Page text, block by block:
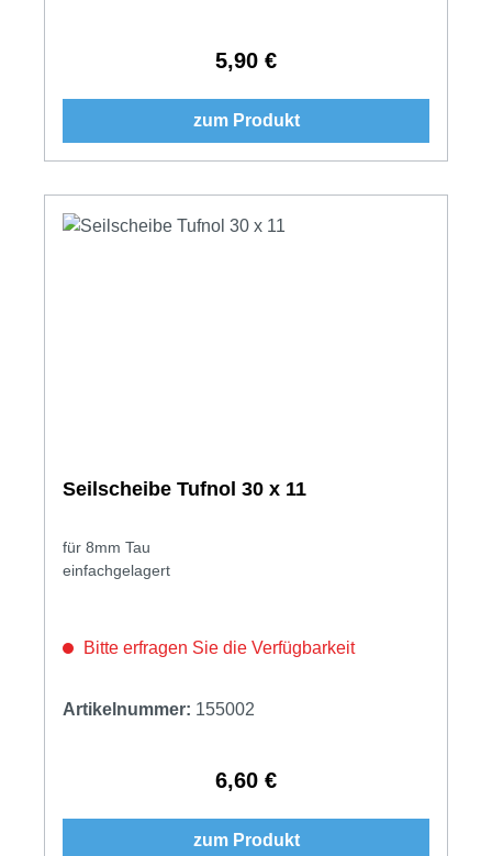
Regulärer Preis:
5,90 €
zum Produkt
Seilscheibe Tufnol 30 x 11
für 8mm Tau
einfachgelagert
Bitte erfragen Sie die Verfügbarkeit
Artikelnummer: 155002
Regulärer Preis:
6,60 €
zum Produkt